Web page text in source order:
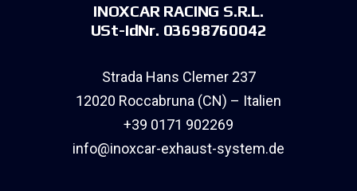
INOXCAR RACING S.R.L.
USt-IdNr. 03698760042
Strada Hans Clemer 237
12020 Roccabruna (CN) – Italien
+39 0171 902269
info@inoxcar-exhaust-system.de